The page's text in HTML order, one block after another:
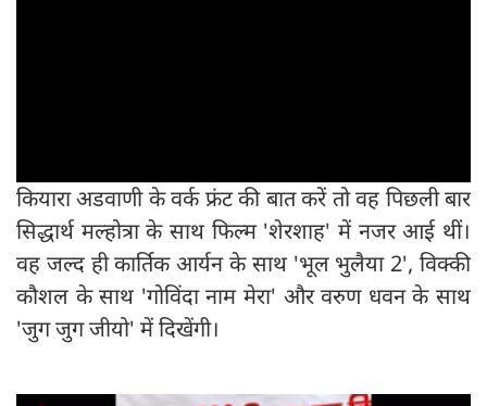
कियारा अडवाणी के वर्क फ्रंट की बात करें तो वह पिछली बार
सिद्धार्थ मल्होत्रा के साथ फिल्म 'शेरशाह' में नजर आई थीं।
वह जल्द ही कार्तिक आर्यन के साथ 'भूल भुलैया 2', विक्की
कौशल के साथ 'गोविंदा नाम मेरा' और वरुण धवन के साथ
'जुग जुग जीयो' में दिखेंगी।